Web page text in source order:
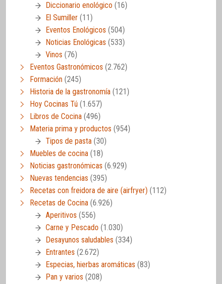
Diccionario enológico (16)
El Sumiller (11)
Eventos Enológicos (504)
Noticias Enológicas (533)
Vinos (76)
Eventos Gastronómicos (2.762)
Formación (245)
Historia de la gastronomía (121)
Hoy Cocinas Tú (1.657)
Libros de Cocina (496)
Materia prima y productos (954)
Tipos de pasta (30)
Muebles de cocina (18)
Noticias gastronómicas (6.929)
Nuevas tendencias (395)
Recetas con freidora de aire (airfryer) (112)
Recetas de Cocina (6.926)
Aperitivos (556)
Carne y Pescado (1.030)
Desayunos saludables (334)
Entrantes (2.672)
Especias, hierbas aromáticas (83)
Pan y varios (208)